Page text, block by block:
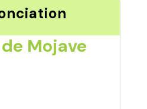
Mojave